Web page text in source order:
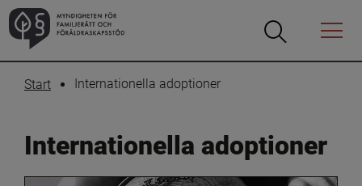
Öppna
Öppna
Menyn
Start Internationella adoptioner
Internationella adoptioner